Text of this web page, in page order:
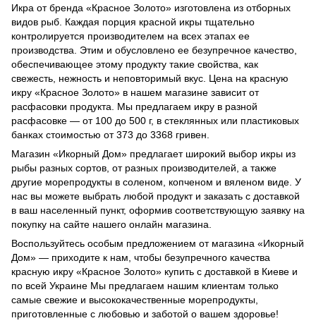
Икра от бренда «Красное Золото» изготовлена из отборных
видов рыб. Каждая порция красной икры тщательно
контролируется производителем на всех этапах ее
производства. Этим и обусловлено ее безупречное качество,
обеспечивающее этому продукту такие свойства, как
свежесть, нежность и неповторимый вкус. Цена на красную
икру «Красное Золото» в нашем магазине зависит от
расфасовки продукта. Мы предлагаем икру в разной
расфасовке — от 100 до 500 г, в стеклянных или пластиковых
банках стоимостью от 373 до 3368 гривен.
Магазин «Икорный Дом» предлагает широкий выбор икры из
рыбы разных сортов, от разных производителей, а также
другие морепродукты в соленом, копченом и вяленом виде. У
нас вы можете выбрать любой продукт и заказать с доставкой
в ваш населенный пункт, оформив соответствующую заявку на
покупку на сайте нашего онлайн магазина.
Воспользуйтесь особым предложением от магазина «Икорный
Дом» — приходите к нам, чтобы безупречного качества
красную икру «Красное Золото» купить с доставкой в Киеве и
по всей Украине Мы предлагаем нашим клиентам только
самые свежие и высококачественные морепродукты,
приготовленные с любовью и заботой о вашем здоровье!